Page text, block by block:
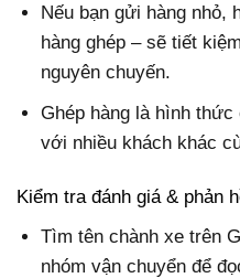
Nếu bạn gửi hàng nhỏ,
hàng ghép – sẽ tiết
nguyên chuyến.
Ghép hàng là hình
với nhiều khách khác
Kiểm tra đánh giá & phản
Tìm tên chành xe trên
nhóm vận chuyển để